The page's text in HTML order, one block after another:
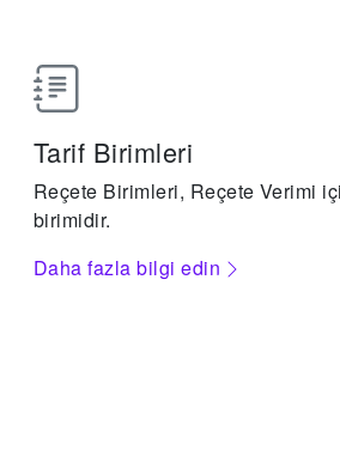
Tarif Birimleri
Reçete Birimleri, Reçete Verimi
birimidir.
Daha fazla bilgi edin